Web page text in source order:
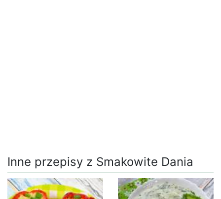
Inne przepisy z Smakowite Dania